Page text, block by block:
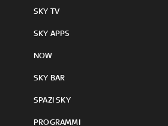
SKY TV
SKY APPS
NOW
SKY BAR
SPAZI SKY
PROGRAMMI